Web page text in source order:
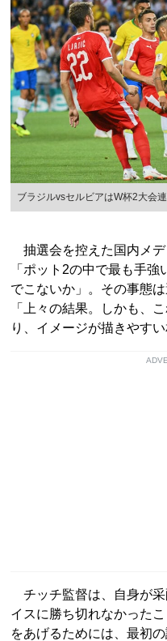
ブラジルvsセルビアはW杯2大会
抽選会を控えた国内メデ
「ポット2の中で最も手
でこないか」。その事態
「上々の結果。しかも、
り、イメージが描きやす
チッチ監督は、自身が采
イスに勝ち切れなかった
をあげるためには、最初